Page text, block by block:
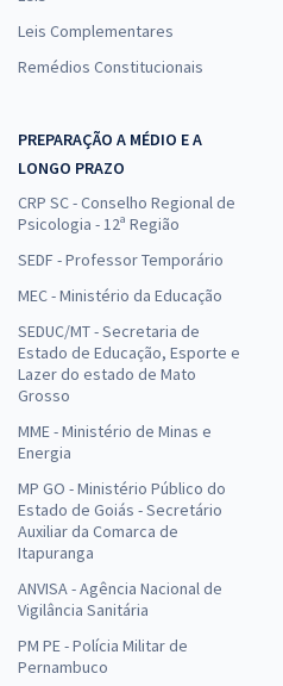
Leis Complementares
Remédios Constitucionais
PREPARAÇÃO A MÉDIO E A
LONGO PRAZO
CRP SC - Conselho Regional de
Psicologia - 12ª Região
SEDF - Professor Temporário
MEC - Ministério da Educação
SEDUC/MT - Secretaria de
Estado de Educação, Esporte e
Lazer do estado de Mato
Grosso
MME - Ministério de Minas e
Energia
MP GO - Ministério Público do
Estado de Goiás - Secretário
Auxiliar da Comarca de
Itapuranga
ANVISA - Agência Nacional de
Vigilância Sanitária
PM PE - Polícia Militar de
Pernambuco